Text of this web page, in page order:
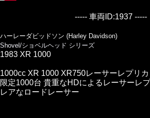
----- 車両ID:1937 -----
ハーレーダビッドソン (Harley Davidson)
Shovel/ショベルヘッド シリーズ
1983 XR 1000
1000cc XR 1000 XR750レーサーレプリカ
限定1000台 貴重なHDによるレーサーレ
レアなロードレーサー